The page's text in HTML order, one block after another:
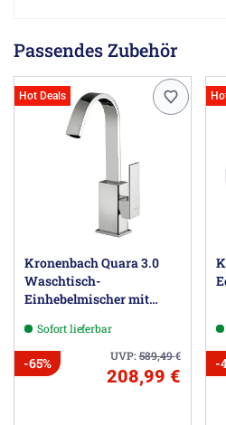
Passendes Zubehör
Hot Deals
Kronenbach Quara 3.0
Waschtisch-
Einhebelmischer mit
Sofort lieferbar
UVP:589,49€
-65%
208,99 €
-